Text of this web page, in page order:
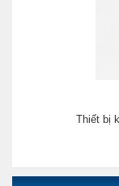
Thiết bị